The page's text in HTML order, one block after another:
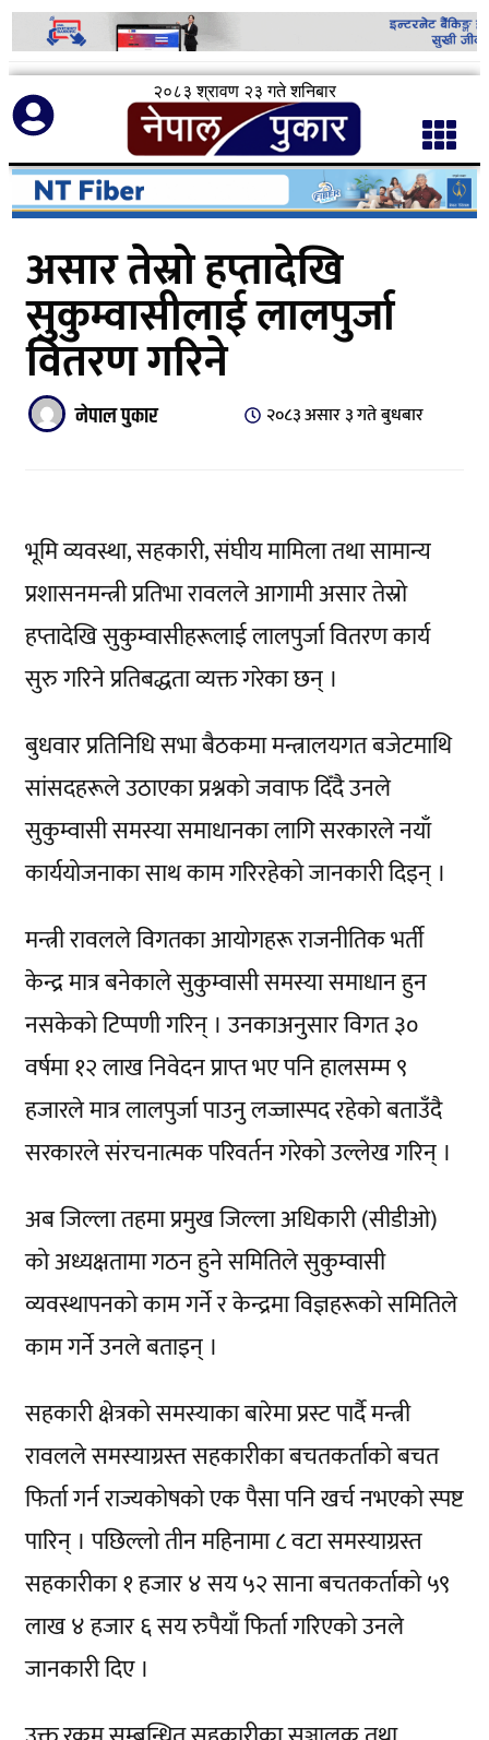
२०८३ श्रावण २३ गते शनिबार
असार तेस्रो हप्तादेखि
सुकुम्वासीलाई लालपुर्जा
वितरण गरिने
नेपाल पुकार २०८३ असार ३ गते बुधबार
भूमि व्यवस्था, सहकारी, संघीय मामिला तथा सामान्य
प्रशासनमन्त्री प्रतिभा रावलले आगामी असार तेस्रो
हप्तादेखि सुकुम्वासीहरूलाई लालपुर्जा वितरण कार्य
सुरु गरिने प्रतिबद्धता व्यक्त गरेका छन् ।
बुधवार प्रतिनिधि सभा बैठकमा मन्त्रालयगत बजेटमाथि
सांसदहरूले उठाएका प्रश्नको जवाफ दिँदै उनले
सुकुम्वासी समस्या समाधानका लागि सरकारले नयाँ
कार्ययोजनाका साथ काम गरिरहेको जानकारी दिइन् ।
मन्त्री रावलले विगतका आयोगहरू राजनीतिक भर्ती
केन्द्र मात्र बनेकाले सुकुम्वासी समस्या समाधान हुन
नसकेको टिप्पणी गरिन् । उनकाअनुसार विगत ३०
वर्षमा १२ लाख निवेदन प्राप्त भए पनि हालसम्म ९
हजारले मात्र लालपुर्जा पाउनु लज्जास्पद रहेको बताउँदै
सरकारले संरचनात्मक परिवर्तन गरेको उल्लेख गरिन् ।
अब जिल्ला तहमा प्रमुख जिल्ला अधिकारी (सीडीओ)
को अध्यक्षतामा गठन हुने समितिले सुकुम्वासी
व्यवस्थापनको काम गर्ने र केन्द्रमा विज्ञहरूको समितिले
काम गर्ने उनले बताइन् ।
सहकारी क्षेत्रको समस्याका बारेमा प्रस्ट पार्दै मन्त्री
रावलले समस्याग्रस्त सहकारीका बचतकर्ताको बचत
फिर्ता गर्न राज्यकोषको एक पैसा पनि खर्च नभएको स्पष्ट
पारिन् । पछिल्लो तीन महिनामा ८ वटा समस्याग्रस्त
सहकारीका १ हजार ४ सय ५२ साना बचतकर्ताको ५९
लाख ४ हजार ६ सय रुपैयाँ फिर्ता गरिएको उनले
जानकारी दिए ।